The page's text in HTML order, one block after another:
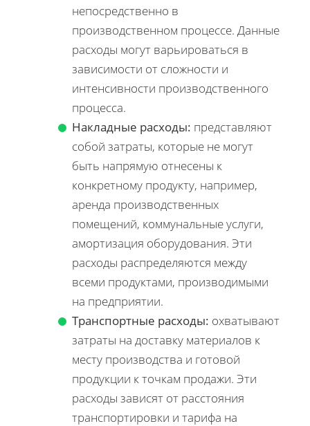
непосредственно в
производственном процессе. Данные
расходы могут варьироваться в
зависимости от сложности и
интенсивности производственного
процесса.
Накладные расходы: представляют
собой затраты, которые не могут
быть напрямую отнесены к
конкретному продукту, например,
аренда производственных
помещений, коммунальные услуги,
амортизация оборудования. Эти
расходы распределяются между
всеми продуктами, производимыми
на предприятии.
Транспортные расходы: охватывают
затраты на доставку материалов к
месту производства и готовой
продукции к точкам продажи. Эти
расходы зависят от расстояния
транспортировки и тарифа на